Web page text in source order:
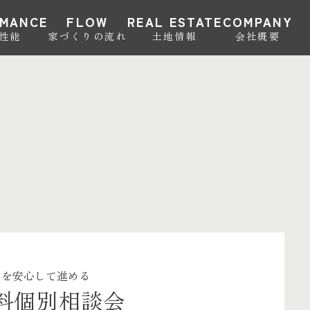
能
FLOW
家づくりの流れ
REAL ESTATE
土地情報
COMPANY
会社概要
安心して進める
個別相談会